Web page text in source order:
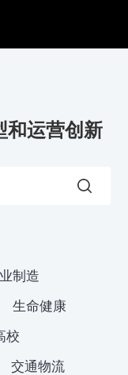
和运营创新
制造
生命健康
校
交通物流